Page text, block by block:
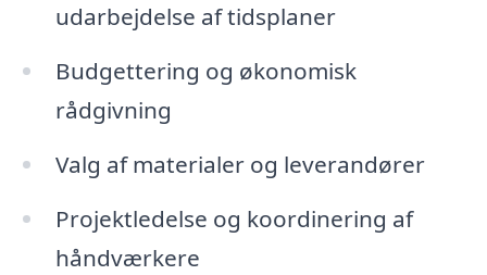
udarbejdelse af tidsplaner
Budgettering og økonomisk
rådgivning
Valg af materialer og leverandører
Projektledelse og koordinering af
håndværkere